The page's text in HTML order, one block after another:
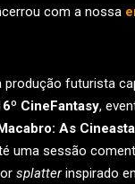
com a nossa
produção futurista
CineFantasy,
As
uma sessão
splatterinspirado